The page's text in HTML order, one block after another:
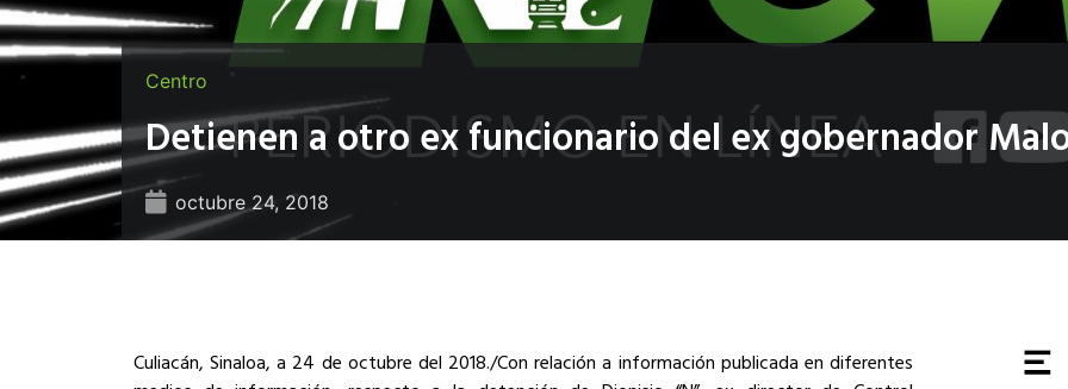
Centro
Detienen a otro ex funcionario del ex gobernador
octubre 24, 2018
Culiacán, Sinaloa, a 24 de octubre del 2018./Con relación a información publicada en diferentes